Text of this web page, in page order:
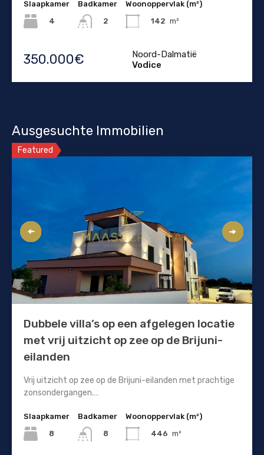
Slaapkamer
4
Badkamer
2
Woonoppervlak (m²)
142 m²
350.000€
Noord-Dalmatië
Vodice
Ausgesuchte Immobilien
Featured
Dubbele villa’s op een afgelegen locatie
met vrij uitzicht op zee op de Brijuni-
eilanden
Vrij uitzicht op zee op de Brijuni-eilanden met prachtige
zonsondergangen.…
Slaapkamer
8
Badkamer
8
Woonoppervlak (m²)
446 m²